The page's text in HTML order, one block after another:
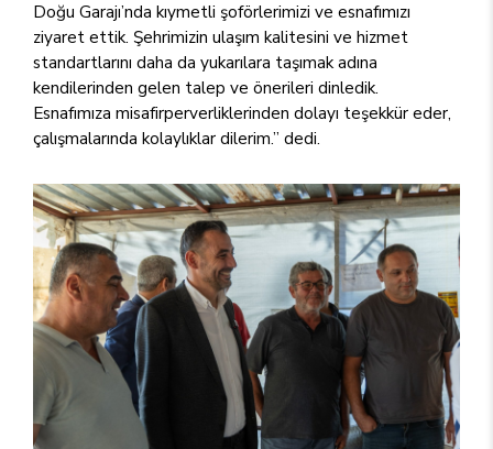
Doğu Garajı’nda kıymetli şoförlerimizi ve esnafımızı
ziyaret ettik. Şehrimizin ulaşım kalitesini ve hizmet
standartlarını daha da yukarılara taşımak adına
kendilerinden gelen talep ve önerileri dinledik.
Esnafımıza misafirperverliklerinden dolayı teşekkür eder,
çalışmalarında kolaylıklar dilerim.” dedi.